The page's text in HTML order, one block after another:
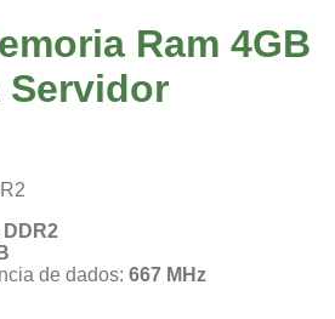
Ram 4GB
Servidor
DDR2
de dados: 667 MHz